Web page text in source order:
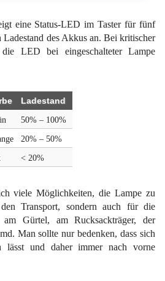
eine Status-LED im Taster für fünf
Ladestand des Akkus an. Bei kritischer
die LED bei eingeschalteter Lampe
Ladestand
50% – 100%
20% – 50%
< 20%
viele Möglichkeiten, die Lampe zu
Transport, sondern auch für die
am Gürtel, am Rucksackträger, der
Man sollte nur bedenken, dass sich
lässt und daher immer nach vorne